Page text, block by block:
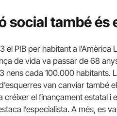
social també és
el PIB per habitant a
de vida va passar de 68
nens cada 100.000 habitants.
van canviar també
créixer el finançament estatal
l’especialista. A més, es